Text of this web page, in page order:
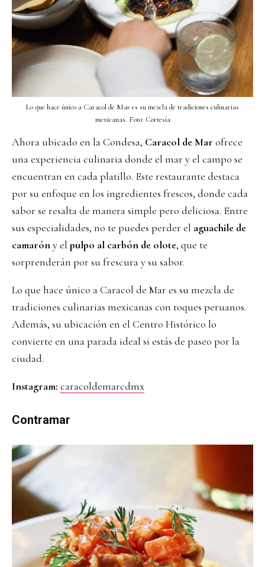
Lo que hace único a Caracol de Mar es su mezcla de tradiciones culinarias
mexicanas. Foto: Cortesía
Ahora ubicado en la Condesa, Caracol de Mar ofrece
una experiencia culinaria donde el mar y el campo se
encuentran en cada platillo. Este restaurante destaca
por su enfoque en los ingredientes frescos, donde cada
sabor se resalta de manera simple pero deliciosa. Entre
sus especialidades, no te puedes perder el aguachile de
camaróny elpulpo al carbón de olote, que te
sorprenderán por su frescura y su sabor.
Lo que hace único a Caracol de Mar es su mezcla de
tradiciones culinarias mexicanas con toques peruanos.
Además, su ubicación en el Centro Histórico lo
convierte en una parada ideal si estás de paseo por la
ciudad.
Instagram: caracoldemarcdmx
Contramar